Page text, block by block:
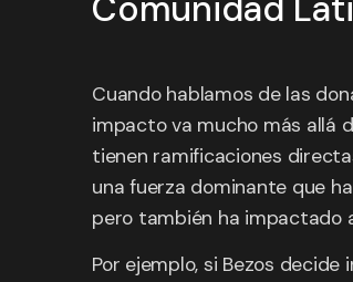
Cuando hablamos de las
impacto va mucho más allá
tienen ramificaciones
una fuerza dominante que
pero también ha impactado
Por ejemplo, si Bezos